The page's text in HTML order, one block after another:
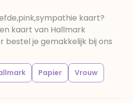
kaart?
kaart van Hallmark
bestel je gemakkelijk bij ons
Papier Vrouw